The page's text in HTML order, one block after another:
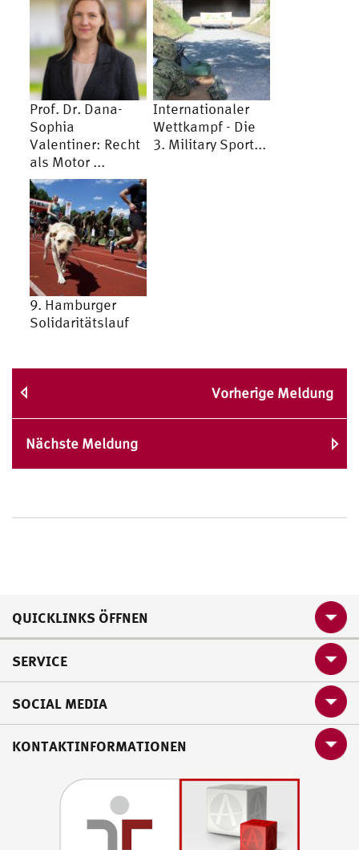
Prof. Dr. Dana-
Sophia
Valentiner: Recht
als Motor ...
Internationaler
Wettkampf - Die
3. Military Sport...
9. Hamburger
Solidaritätslauf
Vorherige Meldung
Nächste Meldung
QUICKLINKS ÖFFNEN
SERVICE
SOCIAL MEDIA
KONTAKTINFORMATIONEN